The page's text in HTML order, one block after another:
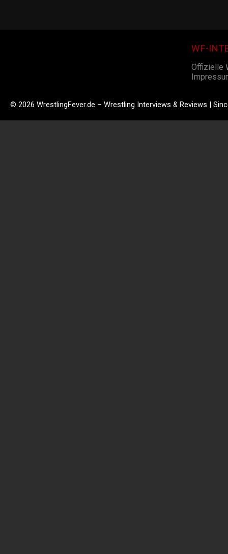
WF-
Offizielle
© 2026 WrestlingFever.de – Wrestling Interviews & Reviews |